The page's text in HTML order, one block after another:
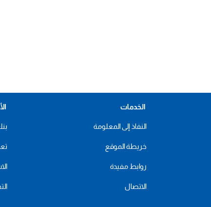
الخدمات
النفاذ إلى المعلومة
خريطة الموقع
روابط مفيدة
الاتصال